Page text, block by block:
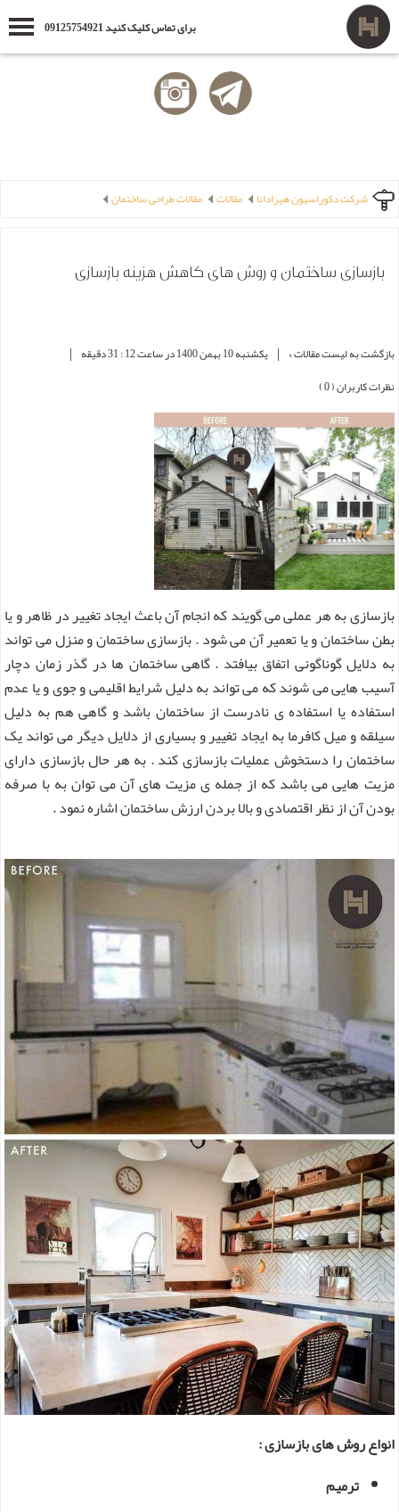
برای تماس کلیک کنید 09125754921
شرکت دکوراسیون هیرادانا مقالات مقالات طراحی ساختمان
بازسازی ساختمان و روش های کاهش هزینه بازسازی
بازگشت به لیست مقالات » | یکشنبه 10 بهمن 1400 در ساعت 12 : 31 دقیقه |
نظرات کاربران ( 0 )
بازسازی به هر عملی می گویند که انجام آن باعث ایجاد تغییر در ظاهر و یا
بطن ساختمان و یا تعمیر آن می شود . بازسازی ساختمان و منزل می تواند
به دلایل گوناگونی اتفاق بیافتد . گاهی ساختمان ها در گذر زمان دچار
آسیب هایی می شوند که می تواند به دلیل شرایط اقلیمی و جوی و یا عدم
استفاده یا استفاده ی نادرست از ساختمان باشد و گاهی هم به دلیل
سیلقه و میل کافرما به ایجاد تغییر و بسیاری از دلایل دیگر می تواند یک
ساختمان را دستخوش عملیات بازسازی کند . به هر حال بازسازی دارای
مزیت هایی می باشد که از جمله ی مزیت های آن می توان به با صرفه
بودن آن از نظر اقتصادی و بالا بردن ارزش ساختمان اشاره نمود .
انواع روش های بازسازی :
ترمیم